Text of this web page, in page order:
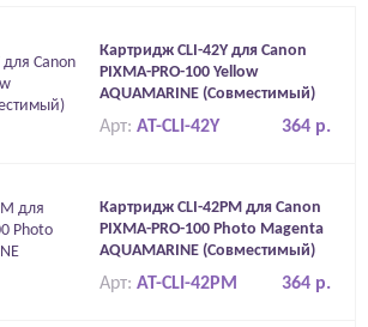
Картридж CLI-42Y для Canon
PIXMA-PRO-100 Yellow
AQUAMARINE (Совместимый)
364 р.
Арт:AT-CLI-42Y
Картридж CLI-42PM для Canon
PIXMA-PRO-100 Photo Magenta
AQUAMARINE (Совместимый)
364 р.
Арт: AT-CLI-42PM